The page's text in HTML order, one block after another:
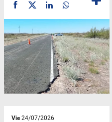
Vie24/07/2026